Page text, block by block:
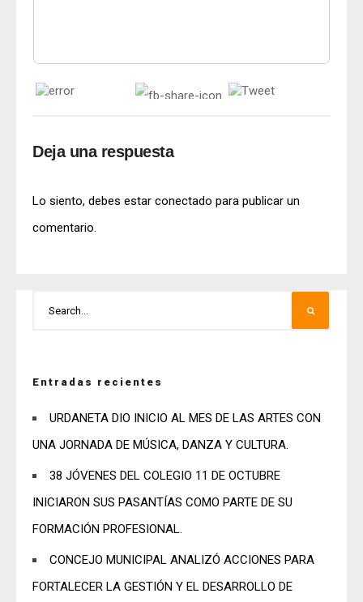
Deja una respuesta
Lo siento, debes estar conectado para publicar un
comentario.
Entradas recientes
URDANETA DIO INICIO AL MES DE LAS ARTES CON
UNA JORNADA DE MÚSICA, DANZA Y CULTURA.
38 JÓVENES DEL COLEGIO 11 DE OCTUBRE
INICIARON SUS PASANTÍAS COMO PARTE DE SU
FORMACIÓN PROFESIONAL.
CONCEJO MUNICIPAL ANALIZÓ ACCIONES PARA
FORTALECER LA GESTIÓN Y EL DESARROLLO DE